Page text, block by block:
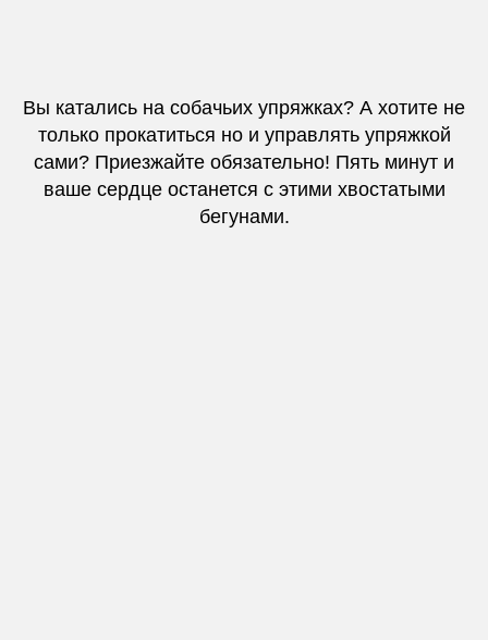
Вы катались на собачьих упряжках? А хотите не
только прокатиться но и управлять упряжкой
сами? Приезжайте обязательно! Пять минут и
ваше сердце останется с этими хвостатыми
бегунами.